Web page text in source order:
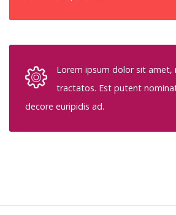
Lorem ipsum dolor sit amet,
tractatos. Est putent
decore euripidis ad.